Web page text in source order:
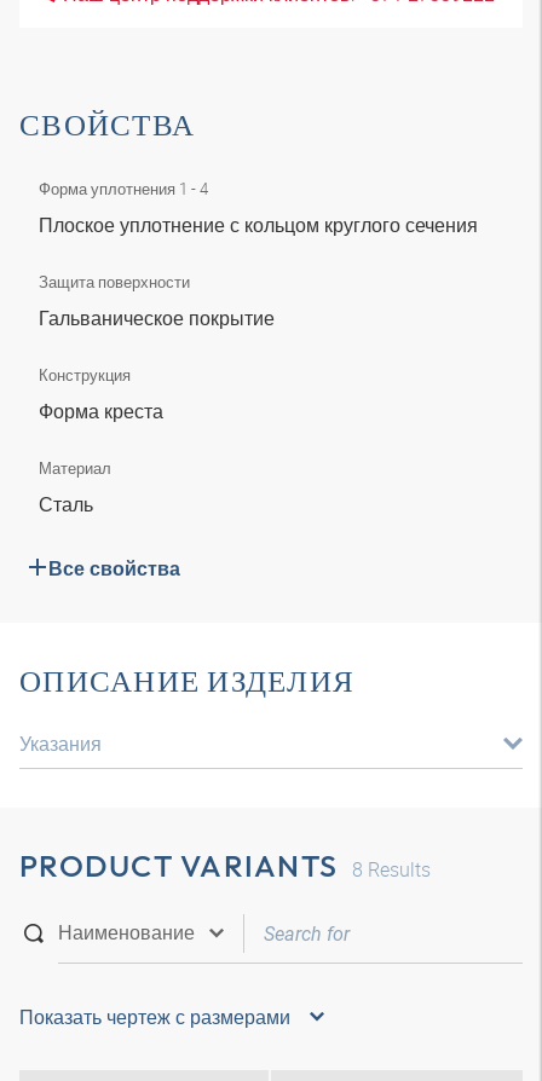
СВОЙСТВА
Форма уплотнения 1 - 4
Плоское уплотнение с кольцом круглого сечения
Защита поверхности
Гальваническое покрытие
Конструкция
Форма креста
Материал
Сталь
Все свойства
ОПИСАНИЕ ИЗДЕЛИЯ
Указания
PRODUCT VARIANTS 8 Results
Показать чертеж с размерами